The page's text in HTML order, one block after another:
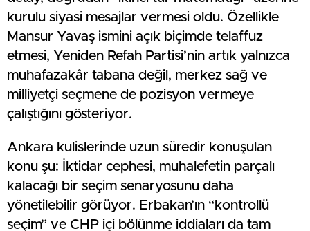
kurulu siyasi mesajlar vermesi oldu. Özellikle
Mansur Yavaş ismini açık biçimde telaffuz
etmesi, Yeniden Refah Partisi’nin artık yalnızca
muhafazakâr tabana değil, merkez sağ ve
milliyetçi seçmene de pozisyon vermeye
çalıştığını gösteriyor.
Ankara kulislerinde uzun süredir konuşulan
konu şu: İktidar cephesi, muhalefetin parçalı
kalacağı bir seçim senaryosunu daha
yönetilebilir görüyor. Erbakan’ın “kontrollü
seçim” ve CHP içi bölünme iddiaları da tam